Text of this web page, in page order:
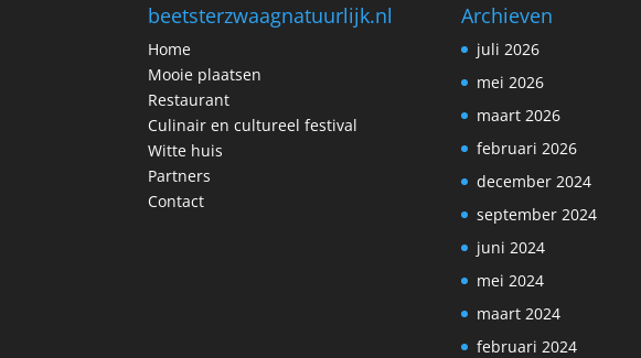
beetsterzwaagnatuurlijk.nl
Home
Mooie plaatsen
Restaurant
Culinair en cultureel festival
Witte huis
Partners
Contact
Archieven
juli 2026
mei 2026
maart 2026
februari 2026
december 2024
september 2024
juni 2024
mei 2024
maart 2024
februari 2024